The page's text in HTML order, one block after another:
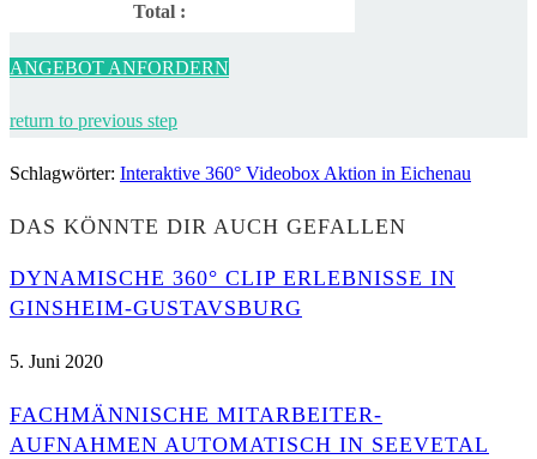
Total :
ANGEBOT ANFORDERN
return to previous step
Schlagwörter: Interaktive 360° Videobox Aktion in Eichenau
DAS KÖNNTE DIR AUCH GEFALLEN
DYNAMISCHE 360° CLIP ERLEBNISSE IN
GINSHEIM-GUSTAVSBURG
5. Juni 2020
FACHMÄNNISCHE MITARBEITER-
AUFNAHMEN AUTOMATISCH IN SEEVETAL